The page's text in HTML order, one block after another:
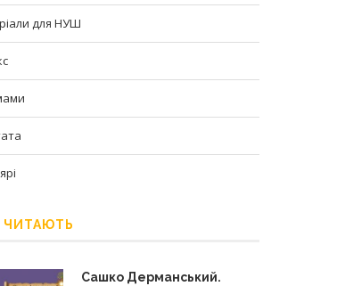
для НУШ
ЧИТАЮТЬ
Сашко Дерманський.